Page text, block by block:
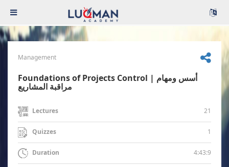
Management
Foundations of Projects Control | أسس ومهام
مراقبة المشاريع
Lectures 21
Quizzes 1
Duration 4:43:9